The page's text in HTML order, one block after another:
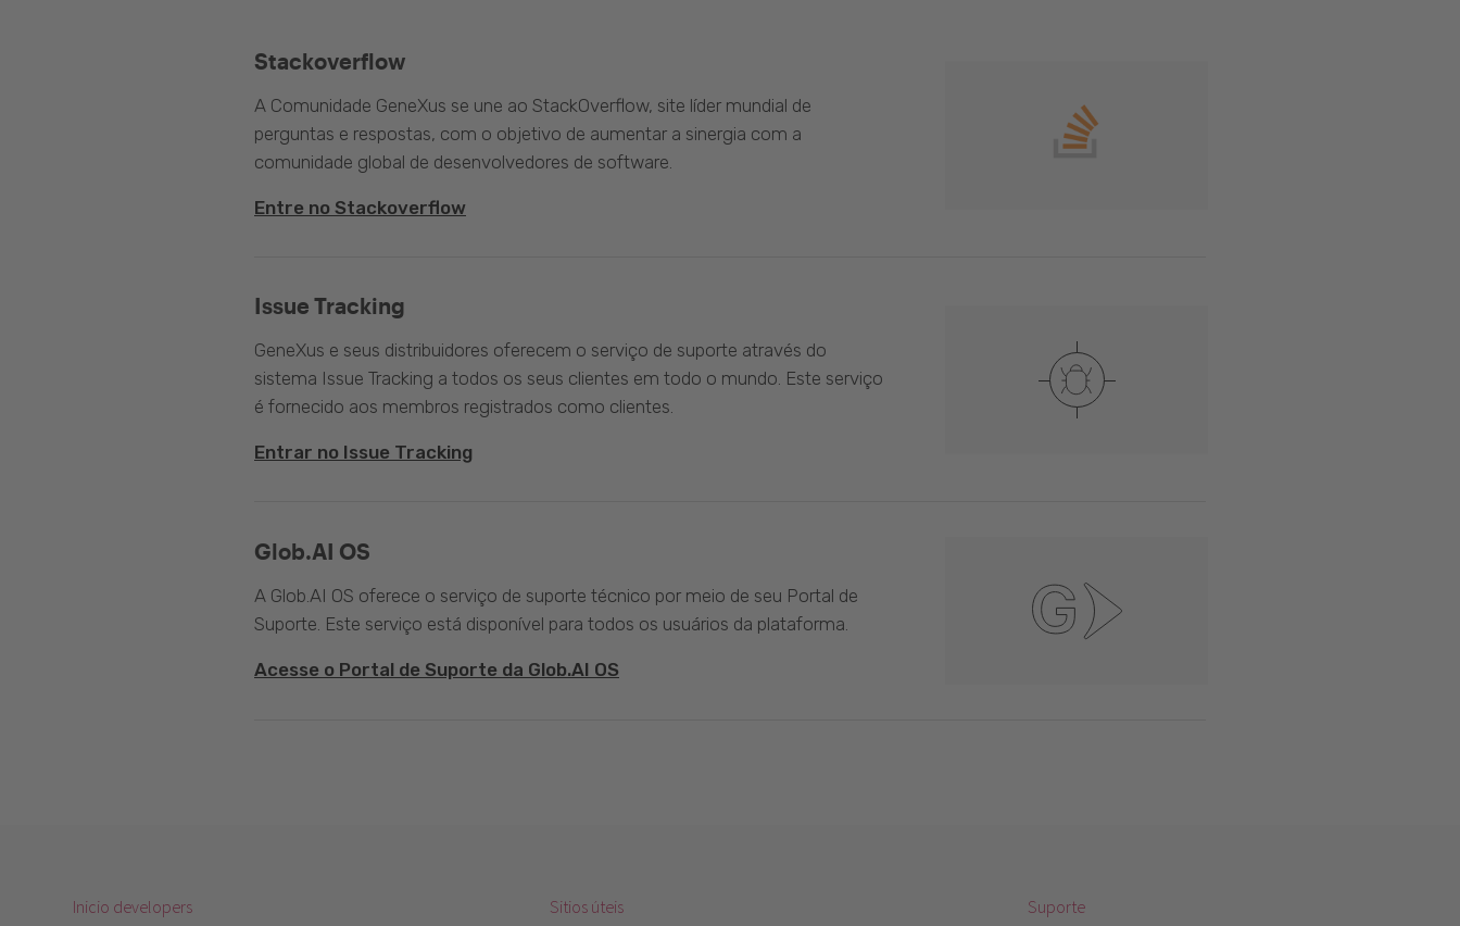
Stackoverflow
A Comunidade GeneXus se une ao StackOverflow, site líder mundial de
perguntas e respostas, com o objetivo de aumentar a sinergia com a
comunidade global de desenvolvedores de software.
Entre no Stackoverflow
Issue Tracking
GeneXus e seus distribuidores oferecem o serviço de suporte através do
sistema Issue Tracking a todos os seus clientes em todo o mundo. Este serviço
é fornecido aos membros registrados como clientes.
Entrar no Issue Tracking
Glob.AI OS
A Glob.AI OS oferece o serviço de suporte técnico por meio de seu Portal de
Suporte. Este serviço está disponível para todos os usuários da plataforma.
Acesse o Portal de Suporte da Glob.AI OS
Inicio developers Sitios úteis Suporte